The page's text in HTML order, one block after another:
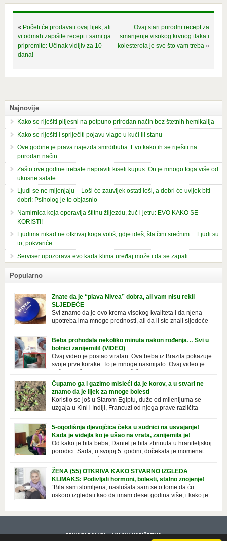
« Početi će prodavati ovaj lijek, ali
vi odmah zapišite recept i sami ga
pripremite: Učinak vidljiv za 10
dana!
Ovaj stari prirodni recept za
smanjenje visokog krvnog tlaka i
kolesterola je sve što vam treba »
Najnovije
Kako se riješiti plijesni na potpuno prirodan način bez štetnih hemikalija
Kako se riješiti i spriječiti pojavu vlage u kući ili stanu
Ove godine je prava najezda smrdibuba: Evo kako ih se riješiti na
prirodan način
Zašto ove godine trebate napraviti kiseli kupus: On je mnogo toga više od
ukusne salate
Ljudi se ne mijenjaju – Loši će zauvijek ostati loši, a dobri će uvijek biti
dobri: Psiholog je to objasnio
Namirnica koja oporavlja štitnu žlijezdu, žuč i jetru: EVO KAKO SE
KORISTI!
Ljudima nikad ne otkrivaj koga voliš, gdje ideš, šta čini srećnim… Ljudi su
to, pokvariće.
Serviser upozorava evo kada klima uređaj može i da se zapali
Popularno
Znate da je “plava Nivea” dobra, ali vam nisu rekli
SLJEDEĆE
Svi znamo da je ovo krema visokog kvaliteta i da njena
upotreba ima mnoge prednosti, ali da li ste znali sljedeće
o njoj. Nivea krema u klasičnoj, plavoj kutiji,
prepoznatljivog mirisa i jednostavne formule, jeste nezamenljiv inventar
u kupatilima i muškaraca i žena. Mnogi ljudi se ne odvajaju od nje, pa je
čak nose sa […]
Beba prohodala nekoliko minuta nakon rođenja… Svi u
bolnici zanijemili! (VIDEO)
Ovaj video je postao viralan. Ova beba iz Brazila pokazuje
svoje prve korake. To je mnoge nasmijalo. Ovaj video je
novorođenih beba. Video je snimila babica, pregledalo ga je preko 80
miliona ljudi. Ove babice su ostale u čudu nakon što su vidjeli kako
beba želi […]
Čupamo ga i gazimo misleći da je korov, a u stvari ne
znamo da je lijek za mnoge bolesti
Koristio se još u Starom Egiptu, duže od milenijuma se
uzgaja u Kini i Indiji, Francuzi od njega prave različita
čupamo ga i bacamo kao korov! Tušt je jednogodišnji, ali vrlo uporan
“korov” koji, ka­da nam se jednom nastani u bašti ili dvorištu, teško ga se
5-ogodišnja djevojčica čeka u sudnici na usvajanje!
Kada je videjla ko je ušao na vrata, zanijemila je!
Od kako je bila beba, Daniel je bila zbrinuta u hraniteljskoj
porodici. Sada, u svojoj 5. godini, dočekala je momenat
usvajanja, kada će dobiti novu, stalnu porodicu. Ovaj dan
je bio veoma poseban za djevojčicu i njenu novu porodicu, ali je uskoro
postao još čarobniji, zahvaljujući socijalnom radniku koji poznaje
Daniel. Njenoj novoj porodici je […]
ŽENA (55) OTKRIVA KAKO STVARNO IZGLEDA
KLIMAKS: Podivljali hormoni, bolesti, stalno znojenje!
“Bila sam slomljena, naslušala sam se o tome da ću
uskoro izgledati kao da imam deset godina više, i kako je
to težak period u životu žene, podloga za mnoge bolesti,
gotovo da nema lijeka”, priča Violeta. “Kada sam napunila 48 godina,
PRIVACY POLICY USLOVI KORIŠTENJA